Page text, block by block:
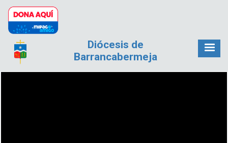
Pasar al contenido principal
Diócesis de
Barrancabermeja